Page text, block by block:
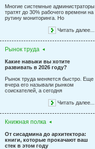
Многие системные администраторы
тратят до 30% рабочего времени на
рутину мониторинга. Но
Читать далее...
Рынок труда
Какие навыки вы хотите
развивать в 2026 году?
Рынок труда меняется быстро. Еще
вчера его называли рынком
соискателей, а сегодня
Читать далее...
Книжная полка
От сисадмина до архитектора:
книги, которые прокачают ваш
стек в этом году